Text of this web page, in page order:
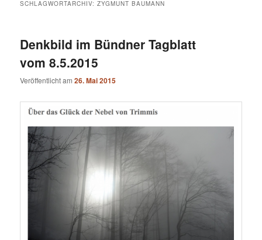
SCHLAGWORTARCHIV:ZYGMUNT BAUMANN
Denkbild im Bündner Tagblatt
vom 8.5.2015
Veröffentlicht am26. Mai 2015